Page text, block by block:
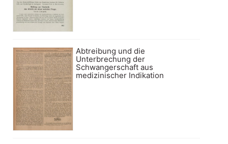
Abtreibung und die
Unterbrechung der
Schwangerschaft aus
medizinischer Indikation